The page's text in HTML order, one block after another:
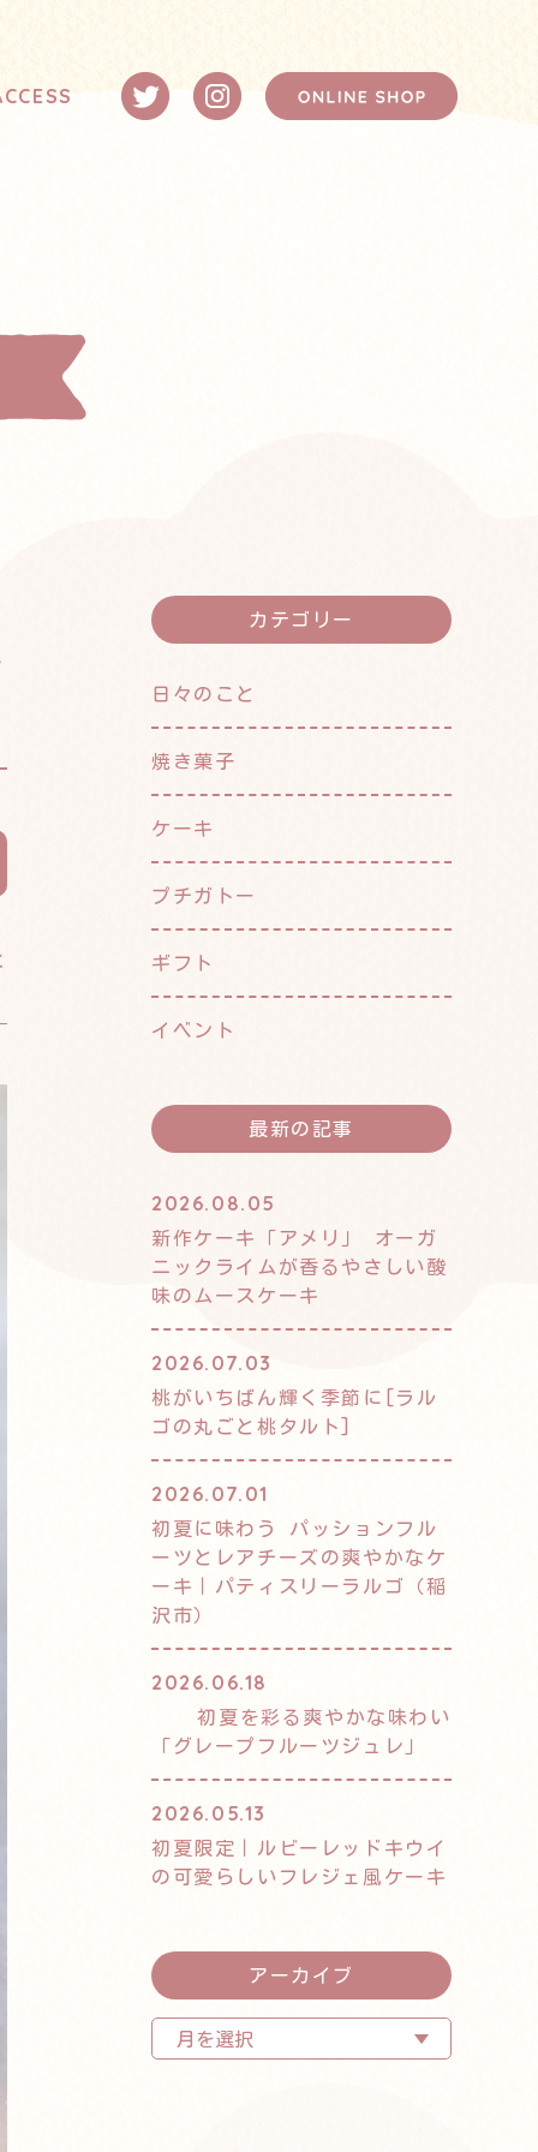
カテゴリー
日々のこと
焼き菓子
ケーキ
プチガトー
ギフト
イベント
最新の記事
2026.08.05
新作ケーキ「アメリ」 オーガ
ニックライムが香るやさしい酸
味のムースケーキ
2026.07.03
桃がいちばん輝く季節に[ラル
ゴの丸ごと桃タルト]
2026.07.01
初夏に味わう パッションフル
ーツとレアチーズの爽やかなケ
ーキ｜パティスリーラルゴ（稲
沢市）
2026.06.18
初夏を彩る爽やかな味わい
「グレープフルーツジュレ」
2026.05.13
初夏限定｜ルビーレッドキウイ
の可愛らしいフレジェ風ケーキ
アーカイブ